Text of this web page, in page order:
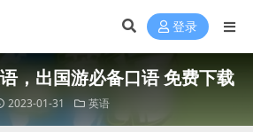
登录
，出国游必备口语 免费下载
2023-01-31 英语